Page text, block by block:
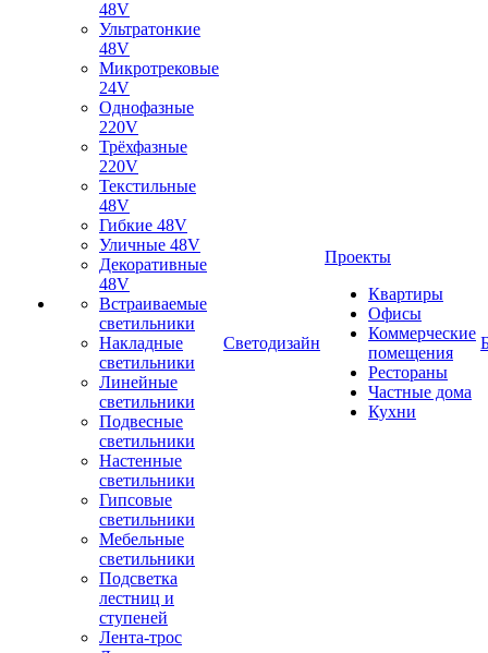
48V
Ультратонкие
48V
Микротрековые
24V
Однофазные
220V
Трёхфазные
220V
Текстильные
48V
Гибкие 48V
Уличные 48V
Декоративные
48V
Встраиваемые
светильники
Накладные
светильники
Линейные
светильники
Подвесные
светильники
Настенные
светильники
Гипсовые
светильники
Мебельные
светильники
Подсветка
лестниц и
ступеней
Лента-трос
Светодизайн
Проекты
Квартиры
Офисы
Коммерческие
помещения
Рестораны
Частные дома
Кухни